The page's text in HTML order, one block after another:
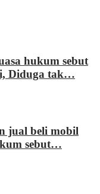
hukum sebut
Diduga tak…
jual beli mobil
sebut…